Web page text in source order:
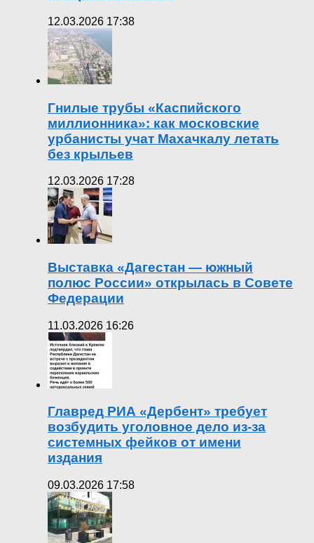
12.03.2026 17:38
Гнилые трубы «Каспийского
миллионника»: как московские
урбанисты учат Махачкалу летать
без крыльев
12.03.2026 17:28
Выставка «Дагестан — южный
полюс России» открылась в Совете
Федерации
11.03.2026 16:26
Главред РИА «Дербент» требует
возбудить уголовное дело из-за
системных фейков от имени
издания
09.03.2026 17:58